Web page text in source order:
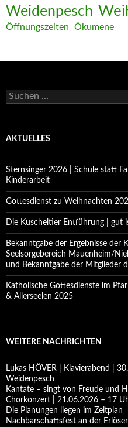
Weidenpesch
Öffnungszeiten Ökumene
Suchen
nach:
AKTUELLES
Sternsinger 2026 | Schule statt
Kinderarbeit
Gottesdienst zu Weihnachten
Die Kuscheltier Entführung | gut
Bekanntgabe der Ergebnisse der
Seelsorgebereich Mauenheim/
und Bekanntgabe der Mitglieder
Katholische Gottesdienste im
& Allerseelen 2025
WEITERE NACHRICHTEN
Lukas HÖVER | Klavierabend |
Weidenpesch
Kantate – singt von Freude und
Chorkonzert | 21.06.2026 – 17
Die Planungen liegen im Zeitplan
Nachbarschaftsfest an der